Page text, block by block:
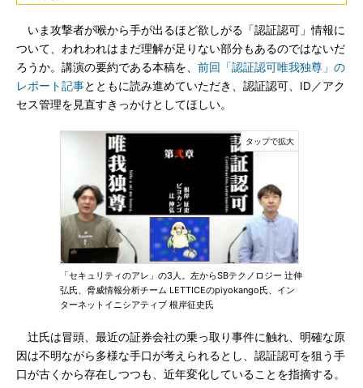
いま攻撃者が喉から手が出るほど欲しがる「認証認可」情報に
ついて、われわれはまだ理解が足りない部分もあるのではないだ
ろうか。講演の要約である本稿を、 前回「認証認可唯我独尊」の
レポート記事とともに読み進めていただき、認証認可、ID／アク
セス管理を見直すきっかけとしてほしい。
「セキュリティのアレ」の3人。左からSBテクノロジー 辻伸
弘氏、脅威情報分析チーム LETTICEのpiyokango氏、イン
ターネットイニシアティブ 根岸征史氏
辻氏は冒頭、最近の証券会社の乗っ取り事件に触れ、明確な原
因は不明ながら多様な手口が考えられるとし、認証認可を狙う手
口が古くから存在しつつも、近年変化していることを指摘する。